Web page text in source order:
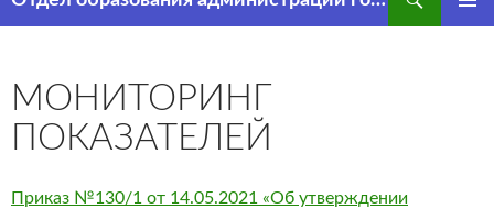
МОНИТОРИНГ
ПОКАЗАТЕЛЕЙ
Приказ №130/1 от 14.05.2021 «Об утверждении